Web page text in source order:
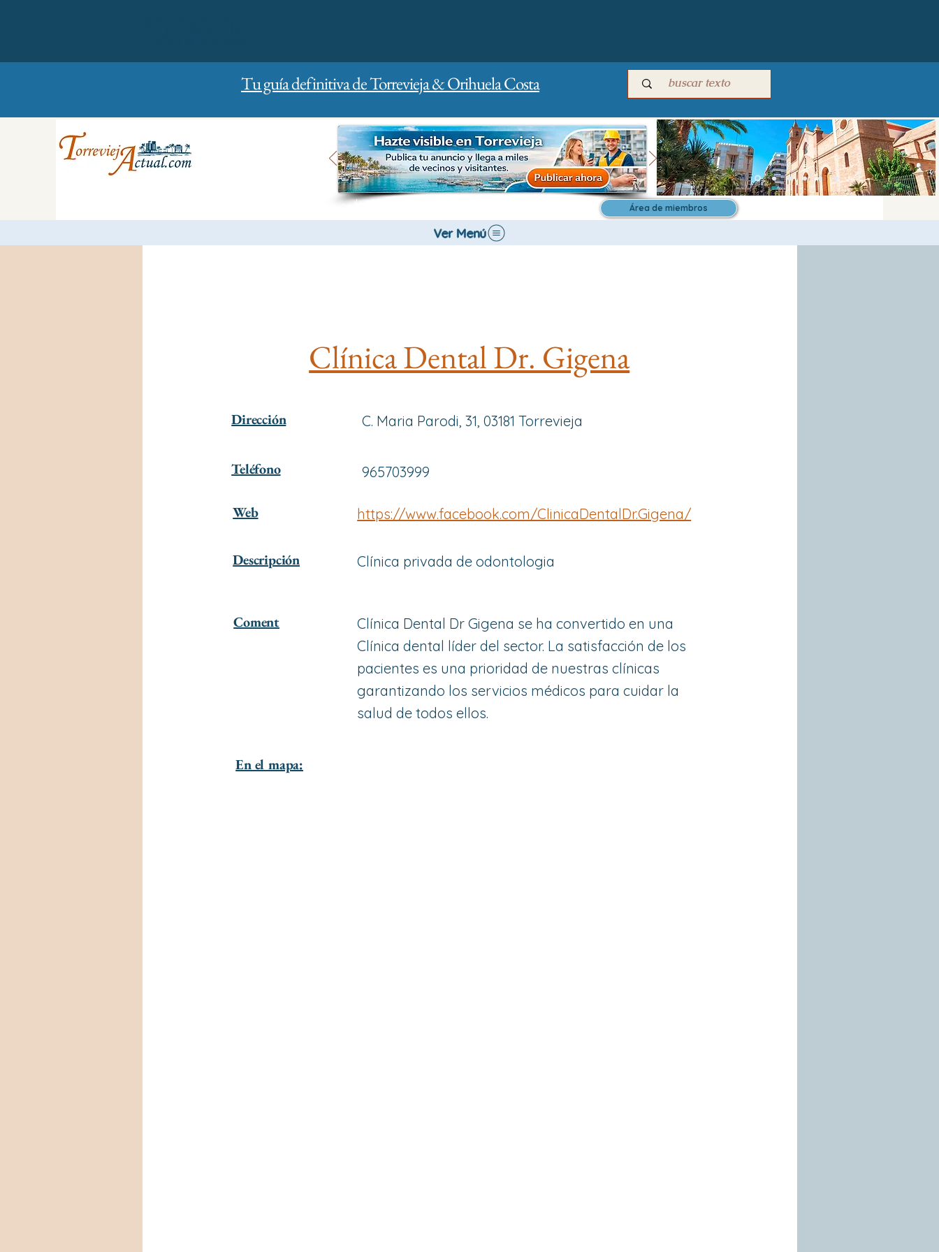
Tu guía definitiva de Torrevieja & Orihuela Costa
Área de miembros
Ver Menú
Clínica Dental Dr. Gigena
Dirección
Teléfono
Web
Descripción
Coment
C. Maria Parodi, 31, 03181 Torrevieja
965703999
https://www.facebook.com/ClinicaDentalDr.Gigena/
Clínica privada de odontologia
Clínica Dental Dr Gigena se ha convertido en una
Clínica dental líder del sector. La satisfacción de los
pacientes es una prioridad de nuestras clínicas
garantizando los servicios médicos para cuidar la
salud de todos ellos.
En el mapa: